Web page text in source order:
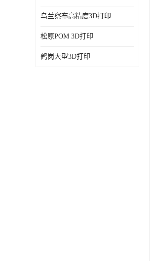
乌兰察布高精度3D打印
松原POM 3D打印
鹤岗大型3D打印